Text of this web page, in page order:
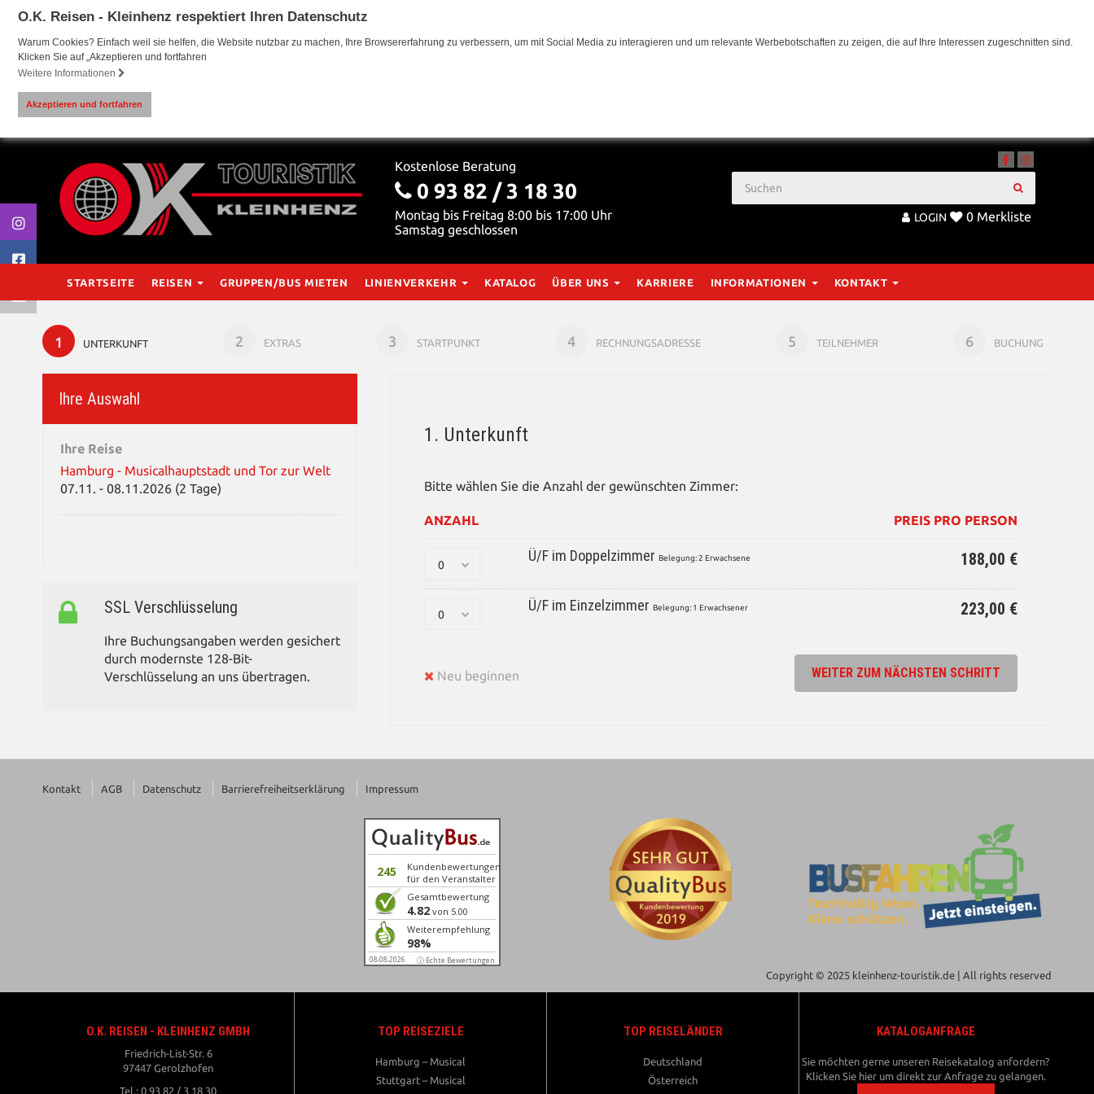
O.K. Reisen - Kleinhenz respektiert Ihren Datenschutz
Warum Cookies? Einfach weil sie helfen, die Website nutzbar zu machen, Ihre Browsererfahrung zu verbessern, um mit Social Media zu interagieren und um relevante Werbebotschaften zu zeigen, die auf Ihre Interessen zugeschnitten sind.
Klicken Sie auf „Akzeptieren und fortfahren
Weitere Informationen
Akzeptieren und fortfahren
Kostenlose Beratung
0 93 82 / 3 18 30
Montag bis Freitag 8:00 bis 17:00 Uhr
Samstag geschlossen
LOGIN 0 Merkliste
STARTSEITE REISEN GRUPPEN/BUS MIETEN LINIENVERKEHR KATALOG ÜBER UNS KARRIERE INFORMATIONEN KONTAKT
1 UNTERKUNFT 2 EXTRAS 3 STARTPUNKT 4 RECHNUNGSADRESSE 5 TEILNEHMER 6 BUCHUNG
1. Unterkunft
Bitte wählen Sie die Anzahl der gewünschten Zimmer:
ANZAHL PREIS PRO PERSON
Ü/F im Doppelzimmer Belegung: 2 Erwachsene 188,00 €
Ü/F im Einzelzimmer Belegung: 1 Erwachsener 223,00 €
WEITER ZUM NÄCHSTEN SCHRITT
Neu beginnen
Ihre Auswahl
Ihre Reise
Hamburg - Musicalhauptstadt und Tor zur Welt
07.11. - 08.11.2026 (2 Tage)
SSL Verschlüsselung
Ihre Buchungsangaben werden gesichert
durch modernste 128-Bit-
Verschlüsselung an uns übertragen.
Kontakt AGB Datenschutz Barrierefreiheitserklärung Impressum
245
Kundenbewertungen
für den Veranstalter
Gesamtbewertung
4.82von 5.00
Weiterempfehlung
98%
08.08.2026 ⓘ Echte Bewertungen
Copyright © 2025 kleinhenz-touristik.de | All rights reserved
O.K. REISEN - KLEINHENZ GMBH
Friedrich-List-Str. 6
97447 Gerolzhofen
Tel.: 0 93 82 / 3 18 30
TOP REISEZIELE
Hamburg – Musical
Stuttgart – Musical
TOP REISELÄNDER
Deutschland
Österreich
KATALOGANFRAGE
Sie möchten gerne unseren Reisekatalog anfordern?
Klicken Sie hier um direkt zur Anfrage zu gelangen.